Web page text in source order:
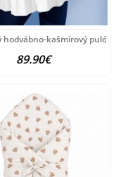
hodvábno-kašmírový
89.90€